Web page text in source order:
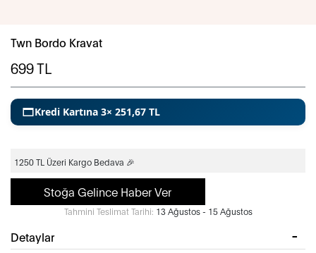
Twn Bordo Kravat
699TL
Kredi Kartına 3× 251,67 TL
1250 TL Üzeri Kargo Bedava 🎉
Stoğa Gelince Haber Ver
Tahmini Teslimat Tarihi: 13 Ağustos - 15 Ağustos
Detaylar